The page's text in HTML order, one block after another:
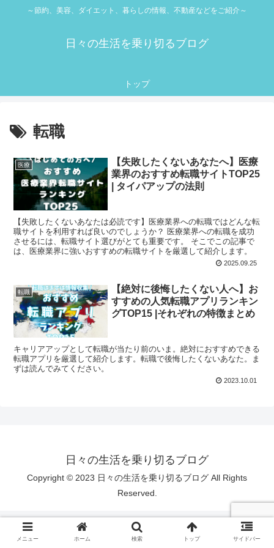
～節約、美容、ダイエット、暮らしの情報、不動産などをご紹介～
日々の生活を乗り切るブログ
トップ
転職
医療
【失敗したくないあなたへ】医療
業界のおすすめ転職サイトTOP25
| タイパアップの法則
【失敗したくないあなたは必読です】医療業界への転職ではどんな転
職サイトを利用すれば良いのでしょうか？ 医療業界への転職を成功
させるには、転職サイト選びがとても重要です。 そこでこの記事で
は、医療業界に強いおすすめの転職サイトを厳選して紹介します。
2025.09.25
転職
【絶対に後悔したくない人へ】お
すすめの人気転職アプリランキン
グTOP15 |それぞれの特徴まとめ
キャリアアップとして転職が当たり前のいま。絶対におすすめできる
転職アプリを厳選して紹介します。転職で後悔したくないあなた。ま
ずは読んでみてください。
2023.10.01
日々の生活を乗り切るブログ
Copyright © 2023 日々の生活を乗り切るブログ All Rights
Reserved.
メニュー ホーム 検索 トップ サイドバー